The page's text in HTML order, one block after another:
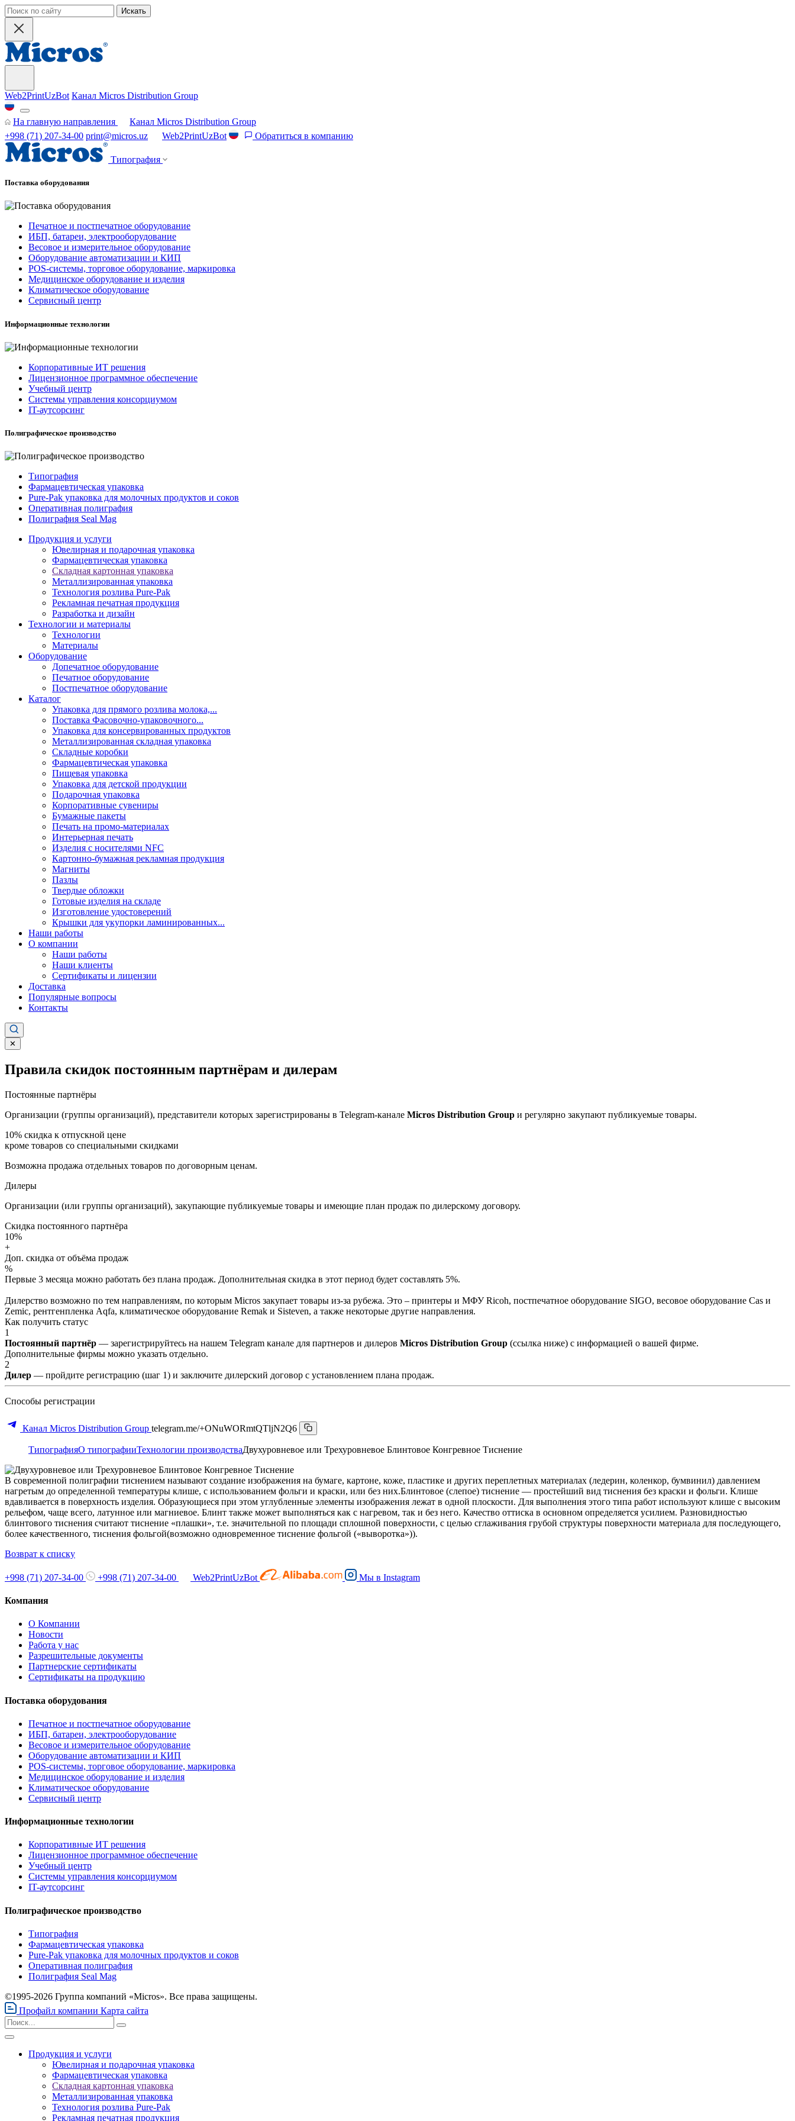
Искать
Web2PrintUzBot Канал Micros Distribution Group
На главную направления
Канал Micros Distribution Group
+998 (71) 207-34-00 print@micros.uz Web2PrintUzBot Обратиться в компанию
Типография
Поставка оборудования
Печатное и постпечатное оборудование
ИБП, батареи, электрооборудование
Весовое и измерительное оборудование
Оборудование автоматизации и КИП
POS-системы, торговое оборудование, маркировка
Медицинское оборудование и изделия
Климатическое оборудование
Сервисный центр
Информационные технологии
Корпоративные ИТ решения
Лицензионное программное обеспечение
Учебный центр
Системы управления консорциумом
IT-аутсорсинг
Полиграфическое производство
Типография
Фармацевтическая упаковка
Pure-Pak упаковка для молочных продуктов и соков
Оперативная полиграфия
Полиграфия Seal Mag
Продукция и услуги
Ювелирная и подарочная упаковка
Фармацевтическая упаковка
Складная картонная упаковка
Металлизированная упаковка
Технология розлива Pure-Pak
Рекламная печатная продукция
Разработка и дизайн
Технологии и материалы
Технологии
Материалы
Оборудование
Допечатное оборудование
Печатное оборудование
Постпечатное оборудование
Каталог
Упаковка для прямого розлива молока,...
Поставка Фасовочно-упаковочного...
Упаковка для консервированных продуктов
Металлизированная складная упаковка
Складные коробки
Фармацевтическая упаковка
Пищевая упаковка
Упаковка для детской продукции
Подарочная упаковка
Корпоративные сувениры
Бумажные пакеты
Печать на промо-материалах
Интерьерная печать
Изделия с носителями NFC
Картонно-бумажная рекламная продукция
Магниты
Пазлы
Твердые обложки
Готовые изделия на складе
Изготовление удостоверений
Крышки для укупорки ламинированных...
Наши работы
О компании
Наши работы
Наши клиенты
Сертификаты и лицензии
Доставка
Популярные вопросы
Контакты
✕
Правила скидок постоянным партнёрам и дилерам
Постоянные партнёры
Организации (группы организаций), представители которых зарегистрированы в Telegram-канале Micros Distribution Group и регулярно закупают публикуемые товары.
10% скидка к отпускной цене
кроме товаров со специальными скидками
Возможна продажа отдельных товаров по договорным ценам.
Дилеры
Организации (или группы организаций), закупающие публикуемые товары и имеющие план продаж по дилерскому договору.
Скидка постоянного партнёра
10%
+
Доп. скидка от объёма продаж
%
Первые 3 месяца можно работать без плана продаж. Дополнительная скидка в этот период будет составлять 5%.
Дилерство возможно по тем направлениям, по которым Micros закупает товары из-за рубежа. Это – принтеры и МФУ Ricoh, постпечатное оборудование SIGO, весовое оборудование Cas и
Zemic, рентгенпленка Aqfa, климатическое оборудование Remak и Sisteven, а также некоторые другие направления.
Как получить статус
1
Постоянный партнёр — зарегистрируйтесь на нашем Telegram канале для партнеров и дилеров Micros Distribution Group (ссылка ниже) с информацией о вашей фирме.
Дополнительные фирмы можно указать отдельно.
2
Дилер — пройдите регистрацию (шаг 1) и заключите дилерский договор с установлением плана продаж.
Способы регистрации
Канал Micros Distribution Group telegram.me/+ONuWORmtQTljN2Q6
ТипографияО типографииТехнологии производстваДвухуровневое или Трехуровневое Блинтовое Конгревное Тиснение
В современной полиграфии тиснением называют создание изображения на бумаге, картоне, коже, пластике и других переплетных материалах (ледерин, коленкор, бумвинил) давлением
нагретым до определенной температуры клише, с использованием фольги и краски, или без них.Блинтовое (слепое) тиснение — простейший вид тиснения без краски и фольги. Клише
вдавливается в поверхность изделия. Образующиеся при этом углубленные элементы изображения лежат в одной плоскости. Для выполнения этого типа работ используют клише с высоким
рельефом, чаще всего, латунное или магниевое. Блинт также может выполняться как с нагревом, так и без него. Качество оттиска в основном определяется усилием. Разновидностью
блинтового тиснения считают тиснение «плашки», т.е. значительной по площади сплошной поверхности, с целью сглаживания грубой структуры поверхности материала для последующего,
более качественного, тиснения фольгой(возможно одновременное тиснение фольгой («выворотка»)).
Возврат к списку
+998 (71) 207-34-00 +998 (71) 207-34-00 Web2PrintUzBot Мы в Instagram
Компания
О Компании
Новости
Работа у нас
Разрешительные документы
Партнерские сертификаты
Сертификаты на продукцию
Поставка оборудования
Печатное и постпечатное оборудование
ИБП, батареи, электрооборудование
Весовое и измерительное оборудование
Оборудование автоматизации и КИП
POS-системы, торговое оборудование, маркировка
Медицинское оборудование и изделия
Климатическое оборудование
Сервисный центр
Информационные технологии
Корпоративные ИТ решения
Лицензионное программное обеспечение
Учебный центр
Системы управления консорциумом
IT-аутсорсинг
Полиграфическое производство
Типография
Фармацевтическая упаковка
Pure-Pak упаковка для молочных продуктов и соков
Оперативная полиграфия
Полиграфия Seal Mag
©1995-2026 Группа компаний «Micros». Все права защищены.
Профайл компании Карта сайта
Продукция и услуги
Ювелирная и подарочная упаковка
Фармацевтическая упаковка
Складная картонная упаковка
Металлизированная упаковка
Технология розлива Pure-Pak
Рекламная печатная продукция